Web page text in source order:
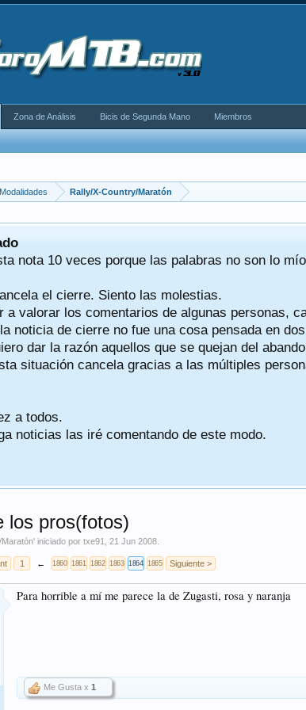
Modalidades Rally/X-Country/Maratón
nota 10 veces porque las palabras no son lo
el cierre. Siento las molestias.
a valorar los comentarios de algunas personas,
noticia de cierre no fue una cosa pensada en
dar la razón aquellos que se quejan del
situación cancela gracias a las múltiples
a todos.
noticias las iré comentando de este modo.
los pros(fotos)
' iniciado por txe91 21 Jun 2008
1 ← 1860 1861 1862 1863 1864 1865 Siguiente >
Para horrible a mí me parece la de Zugasti, rosa y naranja
Me Gusta x 1
Zona de Análisis Bicis de Segunda Mano Miembros